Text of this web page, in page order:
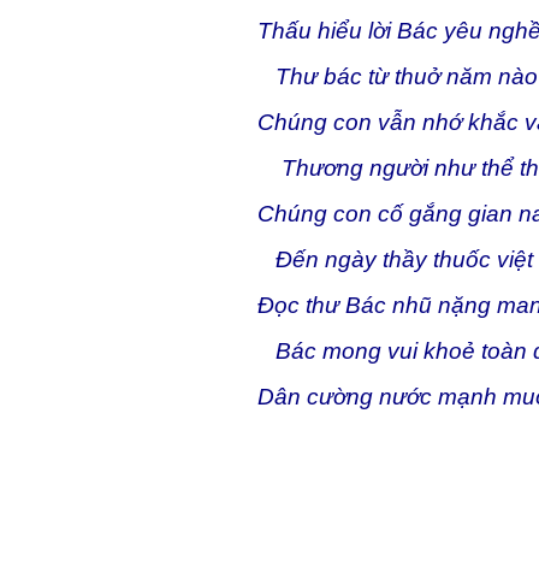
Thấu hiểu lời Bác yêu
Thư bác từ thuở năm nào
Chúng con vẫn nhớ khắc
Thương người như thể
Chúng con cố gắng gian
Đến ngày thầy thuốc việt
Đọc thư Bác nhũ nặng
Bác mong vui khoẻ toàn
Dân cường nước mạnh